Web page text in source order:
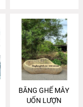
BĂNG GHẾ MÂY
UỐN LƯỢN